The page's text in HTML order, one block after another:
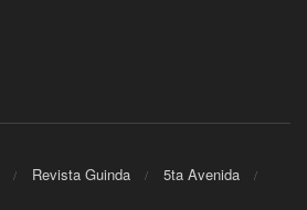
Revista Guinda
5ta Avenida